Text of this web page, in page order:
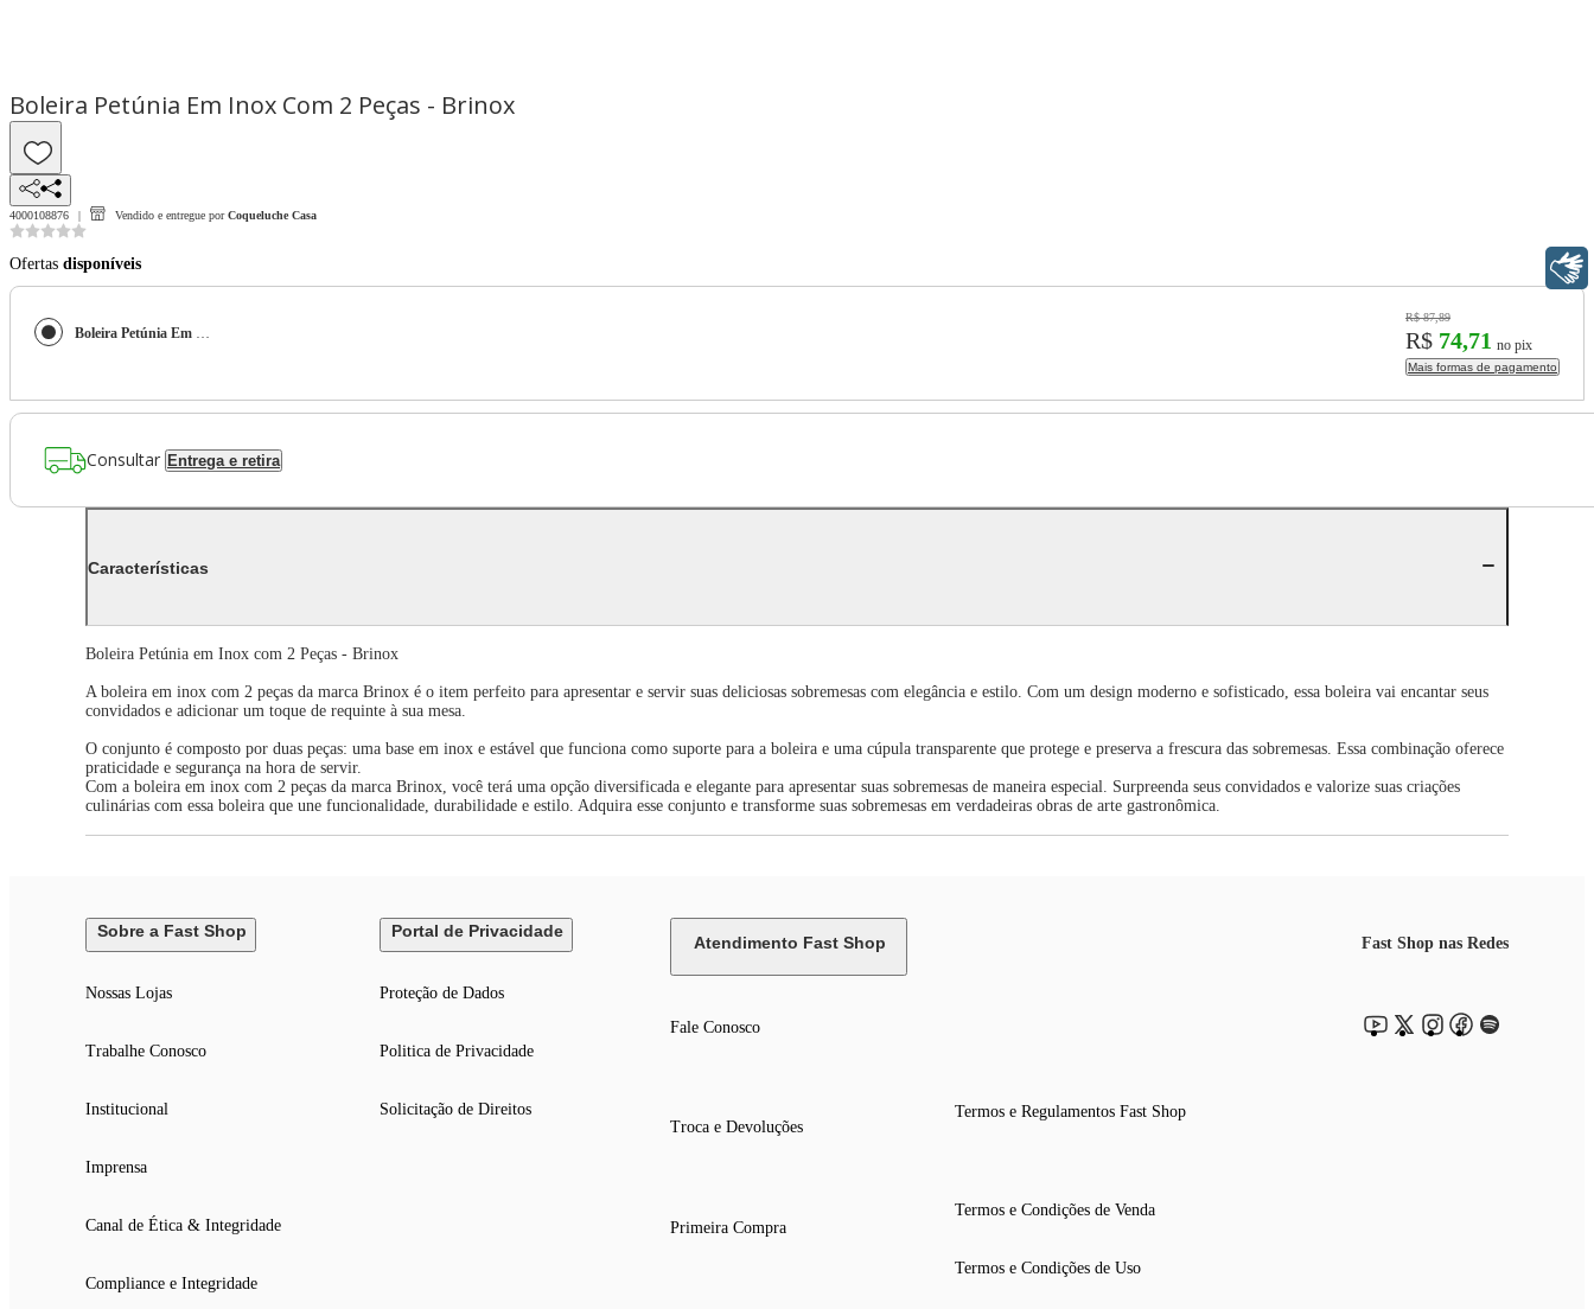
Boleira Petúnia Em Inox Com 2 Peças - Brinox
4000108876 Vendido e entregue por Coqueluche Casa
Ofertas disponíveis
Boleira Petúnia Em Inox Com 2 Peças - Brinox
R$ 87,89
R$ 74,71 no pix
Mais formas de pagamento
Consultar Entrega e retira
Características
Boleira Petúnia em Inox com 2 Peças - Brinox
A boleira em inox com 2 peças da marca Brinox é o item perfeito para apresentar e servir suas deliciosas sobremesas com elegância e estilo. Com um design moderno e sofisticado, essa boleira vai encantar seus
convidados e adicionar um toque de requinte à sua mesa.
O conjunto é composto por duas peças: uma base em inox e estável que funciona como suporte para a boleira e uma cúpula transparente que protege e preserva a frescura das sobremesas. Essa combinação oferece
praticidade e segurança na hora de servir.
Com a boleira em inox com 2 peças da marca Brinox, você terá uma opção diversificada e elegante para apresentar suas sobremesas de maneira especial. Surpreenda seus convidados e valorize suas criações
culinárias com essa boleira que une funcionalidade, durabilidade e estilo. Adquira esse conjunto e transforme suas sobremesas em verdadeiras obras de arte gastronômica.
Sobre a Fast Shop
Nossas Lojas
Trabalhe Conosco
Institucional
Imprensa
Canal de Ética & Integridade
Compliance e Integridade
Portal de Privacidade
Proteção de Dados
Politica de Privacidade
Solicitação de Direitos
Atendimento Fast Shop
Fale Conosco
Troca e Devoluções
Primeira Compra
Termos e Regulamentos Fast Shop
Termos e Condições de Venda
Termos e Condições de Uso
Fast Shop nas Redes